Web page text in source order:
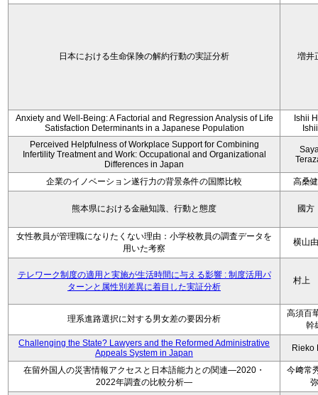
日本における生命保険の解約行動の実証分析 増井
Anxiety and Well-Being: A Factorial and Regression Analysis of Life
Satisfaction Determinants in a Japanese Population
Ishii
Perceived Helpfulness of Workplace Support for Combining
Infertility Treatment and Work: Occupational and Organizational
Differences in Japan
企業のイノベーション遂行力の背景条件の国際比較 高桑
熊本県における金融知識、行動と態度 國
女性教員が管理職になりたくない理由：小学校教員の調査データを
用いた考察
横山
テレワーク制度の適用と実施が生活時間に与える影響 : 制度活用パ
ターンと属性別差異に着目した実証分析
村上
理系進路選択に対する男女差の要因分析
高須百
幹
Challenging the State? Lawyers and the Reformed Administrative
Appeals System in Japan
Rieko
在留外国人の災害情報アクセスと日本語能力との関連―2020・
2022年調査の比較分析―
今﨑常
弥